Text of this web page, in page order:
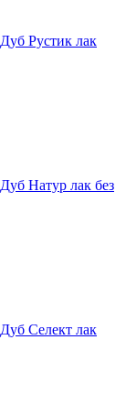
Рустик лак
Натур лак без
Селект лак